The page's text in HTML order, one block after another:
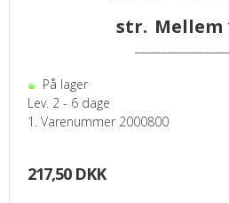
str. Mellem
På lager
Lev. 2 - 6 dage
1. Varenummer 2000800
217,50 DKK